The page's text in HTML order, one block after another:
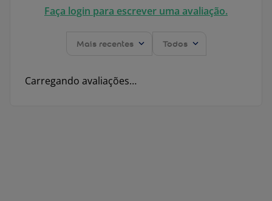
Faça login para escrever uma avaliação.
Mais recentes Todos
Carregando avaliações…